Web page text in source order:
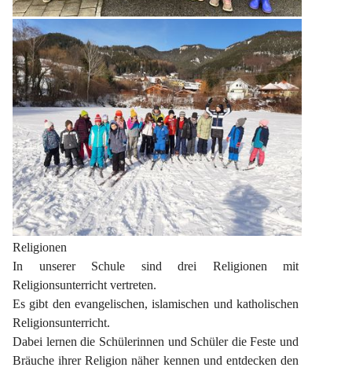
Religionen
In unserer Schule sind drei Religionen mit
Religionsunterricht vertreten.
Es gibt den evangelischen, islamischen und katholischen
Religionsunterricht.
Dabei lernen die Schülerinnen und Schüler die Feste und
Bräuche ihrer Religion näher kennen und entdecken den